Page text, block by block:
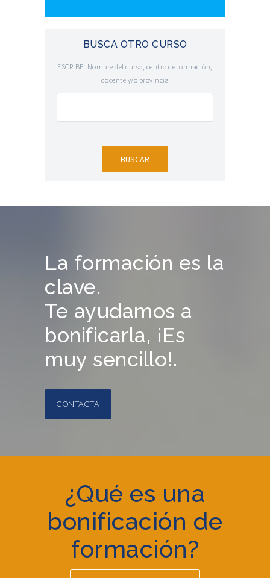
BUSCA OTRO CURSO
ESCRIBE: Nombre del curso, centro de formación,
docente y/o provincia
La formación es la
clave.
Te ayudamos a
bonificarla, ¡Es
muy sencillo!.
CONTACTA
¿Qué es una
bonificación de
formación?